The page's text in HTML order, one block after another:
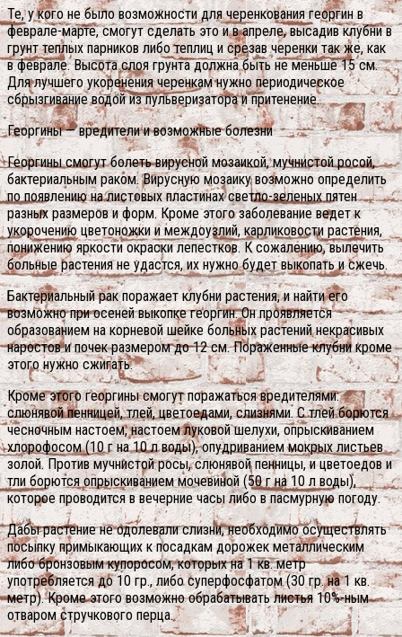
Те, у кого не было возможности для черенкования георгин в
феврале-марте, смогут сделать это и в апреле, высадив клубни в
грунт теплых парников либо теплиц и срезав черенки так же, как
в феврале. Высота слоя грунта должна быть не меньше 15 см.
Для лучшего укоренения черенкам нужно периодическое
сбрызгивание водой из пульверизатора и притенение.
Георгины — вредители и возможные болезни
Георгины смогут болеть вирусной мозаикой, мучнистой росой,
бактериальным раком. Вирусную мозаику возможно определить
по появлению на листовых пластинах светло-зеленых пятен
разных размеров и форм. Кроме этого заболевание ведет к
укорочению цветоножки и междоузлий, карликовости растения,
понижению яркости окраски лепестков. К сожалению, вылечить
больные растения не удастся, их нужно будет выкопать и сжечь.
Бактериальный рак поражает клубни растения, и найти его
возможно при осеней выкопке георгин. Он проявляется
образованием на корневой шейке больных растений некрасивых
наростов и почек размером до 12 см. Пораженные клубни кроме
этого нужно сжигать.
Кроме этого георгины смогут поражаться вредителями:
слюнявой пенницей, тлей, цветоедами, слизнями. С тлей борются
чесночным настоем, настоем луковой шелухи, опрыскиванием
хлорофосом (10 г на 10 л воды), опудриванием мокрых листьев
золой. Против мучнистой росы, слюнявой пенницы, и цветоедов и
тли борются опрыскиванием мочевиной (50 г на 10 л воды),
которое проводится в вечерние часы либо в пасмурную погоду.
Дабы растение не одолевали слизни, необходимо осуществлять
посыпку примыкающих к посадкам дорожек металлическим
либо бронзовым купоросом, которых на 1 кв. метр
употребляется до 10 гр., либо суперфосфатом (30 гр. на 1 кв.
метр). Кроме этого возможно обрабатывать листья 10%-ным
отваром стручкового перца.